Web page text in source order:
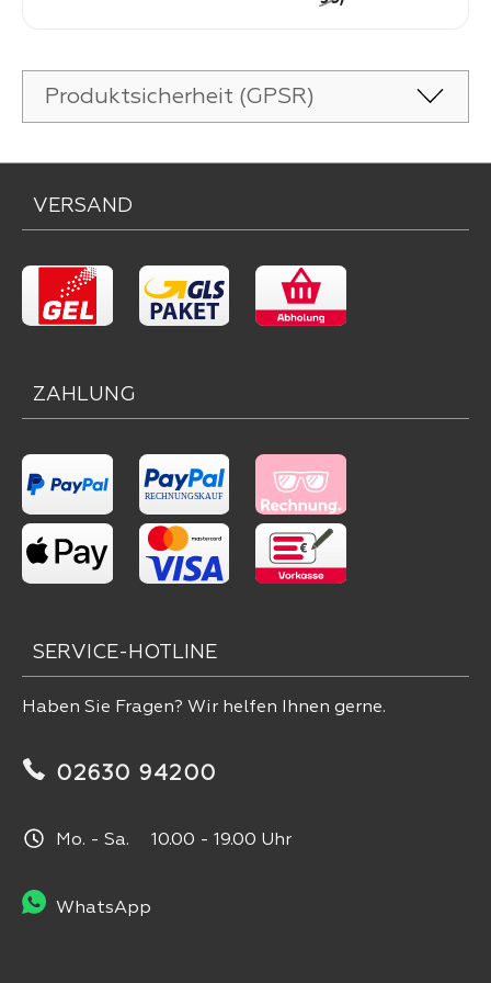
Produktsicherheit (GPSR)
VERSAND
ZAHLUNG
SERVICE-HOTLINE
Haben Sie Fragen? Wir helfen Ihnen gerne.
02630 94200
Mo. - Sa. 10.00 - 19.00 Uhr
WhatsApp